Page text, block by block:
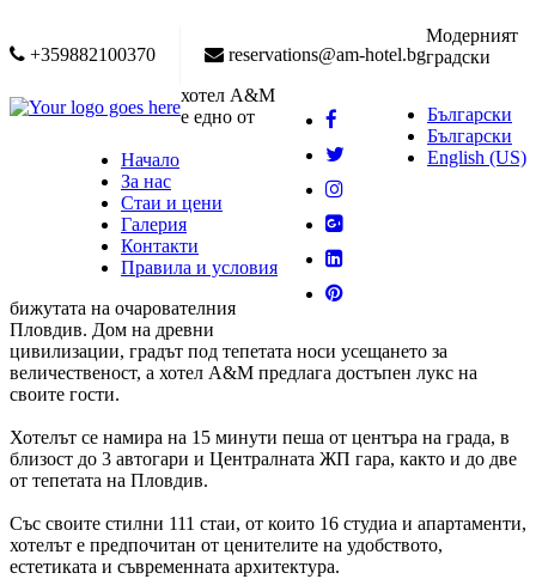
+359882100370 reservations@am-hotel.bg
Български
Български
English (US)
Начало
За нас
Стаи и цени
Галерия
Контакти
Правила и условия
Модерният
градски
хотел А&M
е едно от
бижутата на очарователния
Пловдив. Дом на древни
цивилизации, градът под тепетата носи усещането за
величественост, а хотел A&M предлага достъпен лукс на
своите гости.
Хотелът се намира на 15 минути пеша от центъра на града, в
близост до 3 автогари и Централната ЖП гара, както и до две
от тепетата на Пловдив.
Със своите стилни 111 стаи, от които 16 студиа и апартаменти,
хотелът е предпочитан от ценителите на удобството,
естетиката и съвременната архитектура.